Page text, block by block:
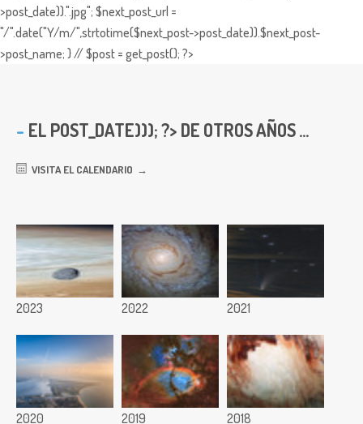
>post_date)).".jpg"; $next_post_url =
"/".date("Y/m/",strtotime($next_post->post_date)).$next_post-
>post_name; } // $post = get_post(); ?>
EL POST_DATE))); ?> DE OTROS AÑOS ...
VISITA EL CALENDARIO
2023 2022 2021
2020 2019 2018